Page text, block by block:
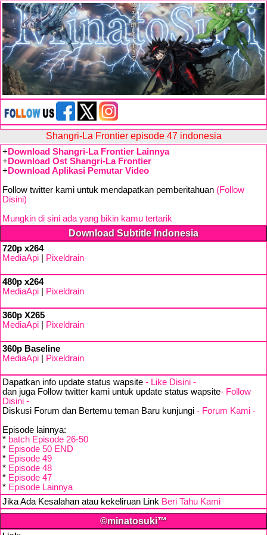
Shangri-La Frontier episode 47 indonesia
+ Download Shangri-La Frontier Lainnya
+ Download Ost Shangri-La Frontier
+ Download Aplikasi Pemutar Video
Follow twitter kami untuk mendapatkan pemberitahuan (Follow
Disini)
Mungkin di sini ada yang bikin kamu tertarik
Download Subtitle Indonesia
720p x264
MediaApi
Pixeldrain
480p x264
MediaApi
Pixeldrain
360p X265
MediaApi
Pixeldrain
360p Baseline
MediaApi
Pixeldrain
Dapatkan info update status wapsite - Like Disini -
dan juga Follow twitter kami untuk update status wapsite- Follow
Disini -
Diskusi Forum dan Bertemu teman Baru kunjungi - Forum Kami -
Episode lainnya:
* batch Episode 26-50
* Episode 50 END
* Episode 49
* Episode 48
* Episode 47
* Episode Lainnya
Jika Ada Kesalahan atau kekeliruan Link Beri Tahu Kami
©minatosuki™